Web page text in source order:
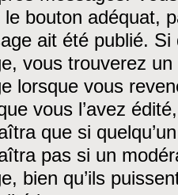
le bouton adéquat,
ait été publié. Si
vous trouverez
lorsque vous
vous l’avez
que si
pas si un
bien qu’ils